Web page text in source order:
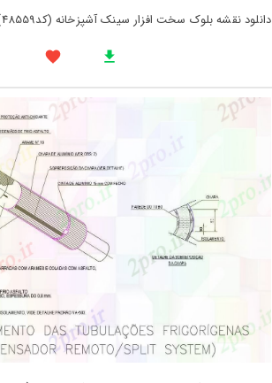
دانلود نقشه بلوک سخت افزار سینک آشپزخانه (کد48559)